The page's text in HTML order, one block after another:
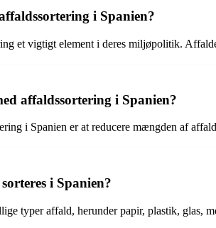
i Spanien?
et vigtigt element i deres miljøpolitik.
affaldssortering i Spanien?
i Spanien er at reducere mængden af
i Spanien?
typer affald, herunder papir, plastik, glas,